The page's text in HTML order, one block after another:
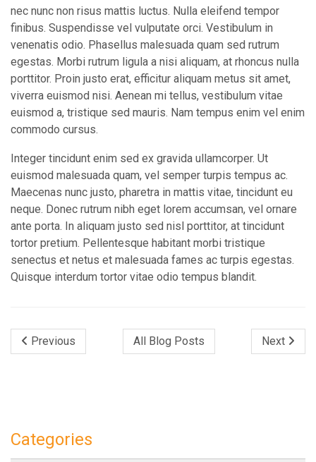
nec nunc non risus mattis luctus. Nulla eleifend tempor
finibus. Suspendisse vel vulputate orci. Vestibulum in
venenatis odio. Phasellus malesuada quam sed rutrum
egestas. Morbi rutrum ligula a nisi aliquam, at rhoncus nulla
porttitor. Proin justo erat, efficitur aliquam metus sit amet,
viverra euismod nisi. Aenean mi tellus, vestibulum vitae
euismod a, tristique sed mauris. Nam tempus enim vel enim
commodo cursus.
Integer tincidunt enim sed ex gravida ullamcorper. Ut
euismod malesuada quam, vel semper turpis tempus ac.
Maecenas nunc justo, pharetra in mattis vitae, tincidunt eu
neque. Donec rutrum nibh eget lorem accumsan, vel ornare
ante porta. In aliquam justo sed nisl porttitor, at tincidunt
tortor pretium. Pellentesque habitant morbi tristique
senectus et netus et malesuada fames ac turpis egestas.
Quisque interdum tortor vitae odio tempus blandit.
Previous All Blog Posts Next
Categories